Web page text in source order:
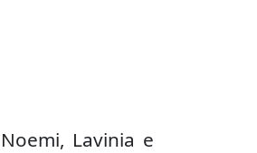
Lavinia e